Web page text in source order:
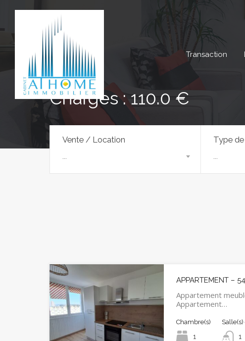
Transaction
Charges : 110.0 €
Vente / Location Type
APPARTEMENT –
Appartement
Appartement…
Chambre(s)
1 1